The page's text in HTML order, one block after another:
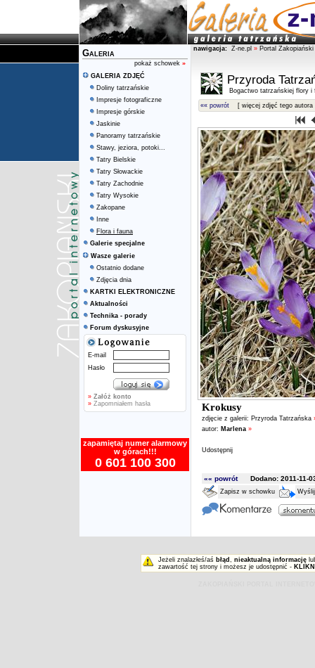
Galeria
pokaż schowek »
GALERIA ZDJĘĆ
Doliny tatrzańskie
Impresje fotograficzne
Impresje górskie
Jaskinie
Panoramy tatrzańskie
Stawy, jeziora, potoki...
Tatry Bielskie
Tatry Słowackie
Tatry Zachodnie
Tatry Wysokie
Zakopane
Inne
Flora i fauna
Galerie specjalne
Wasze galerie
Ostatnio dodane
Zdjęcia dnia
KARTKI ELEKTRONICZNE
Aktualności
Technika - porady
Forum dyskusyjne
E-mail
Hasło
» Załóż konto
» Zapomniałem hasła
zapamiętaj numer alarmowy
w górach!!!
0 601 100 300
nawigacja: Z-ne.pl » Portal Zakopiański
Przyroda
Bogactwo tatrzańskiej flory i
«« powrót [ więcej zdjęć tego autora
Krokusy
zdjęcie z galerii: Przyroda Tatrzańska
autor: Marlena »
Udostępnij
«« powrótDodano: 2011-11-
Zapisz w schowku
Jeżeli znalazłeś/aś błąd , nieaktualną informację
zawartość tej strony i możesz je udostępnić -